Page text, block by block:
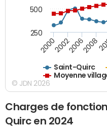
Saint-Quirc
Moyenne
2000200220062008
250
500
© JDN 2026
Charges de
Quirc en 2024